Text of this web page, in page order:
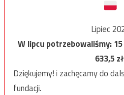
Lipiec
W lipcu potrzebowaliśmy:
633,5
Dziękujemy! i zachęcamy do
fundacji.